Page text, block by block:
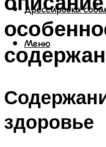
Дрессировка
Меню
здоровье